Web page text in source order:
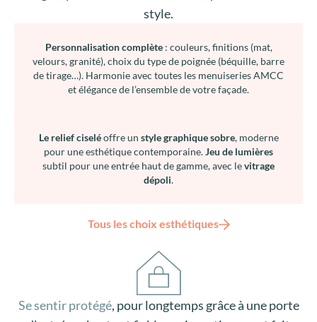
style.
Personnalisation complète: couleurs, finitions (mat,
velours, granité), choix du type de poignée (béquille, barre
de tirage…). Harmonie avec toutes les menuiseries AMCC
et élégance de l’ensemble de votre façade.
Le relief ciseléoffre un style graphique sobre, moderne
pour une esthétique contemporaine.Jeu de lumières
subtil pour une entrée haut de gamme, avec levitrage
dépoli.
Tous les choix esthétiques
Se sentir protégé, pour longtemps grâce à une porte